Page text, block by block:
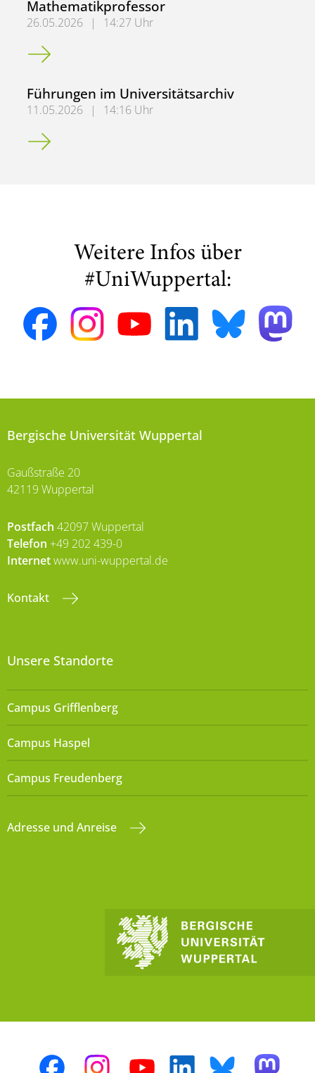
Mathematikprofessor
26.05.2026 |
14:27 Uhr
Abel-Preis für ehemaligen Wuppertaler
Führungen im Universitätsarchiv
11.05.2026 |
14:16 Uhr
Führungen im Universitätsarchiv
Weitere Infos über
#UniWuppertal:
Bergische Universität Wuppertal
Gaußstraße 20
42119 Wuppertal
Postfach 42097 Wuppertal
Telefon +49 202 439-0
Internetwww.uni-wuppertal.de
Kontakt
Unsere Standorte
Campus Grifflenberg
Campus Haspel
Campus Freudenberg
Adresse und Anreise